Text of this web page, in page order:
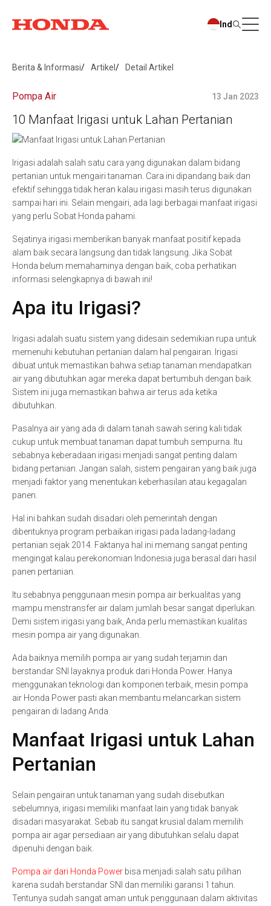
Ind
Berita & Informasi Artikel Detail Artikel
Pompa Air 13 Jan 2023
10 Manfaat Irigasi untuk Lahan Pertanian
Irigasi adalah salah satu cara yang digunakan dalam bidang
pertanian untuk mengairi tanaman. Cara ini dipandang baik dan
efektif sehingga tidak heran kalau irigasi masih terus digunakan
sampai hari ini. Selain mengairi, ada lagi berbagai manfaat irigasi
yang perlu Sobat Honda pahami.
Sejatinya irigasi memberikan banyak manfaat positif kepada
alam baik secara langsung dan tidak langsung. Jika Sobat
Honda belum memahaminya dengan baik, coba perhatikan
informasi selengkapnya di bawah ini!
Apa itu Irigasi?
Irigasi adalah suatu sistem yang didesain sedemikian rupa untuk
memenuhi kebutuhan pertanian dalam hal pengairan. Irigasi
dibuat untuk memastikan bahwa setiap tanaman mendapatkan
air yang dibutuhkan agar mereka dapat bertumbuh dengan baik.
Sistem ini juga memastikan bahwa air terus ada ketika
dibutuhkan.
Pasalnya air yang ada di dalam tanah sawah sering kali tidak
cukup untuk membuat tanaman dapat tumbuh sempurna. Itu
sebabnya keberadaan irigasi menjadi sangat penting dalam
bidang pertanian. Jangan salah, sistem pengairan yang baik juga
menjadi faktor yang menentukan keberhasilan atau kegagalan
panen.
Hal ini bahkan sudah disadari oleh pemerintah dengan
dibentuknya program perbaikan irigasi pada ladang-ladang
pertanian sejak 2014. Faktanya hal ini memang sangat penting
mengingat kalau perekonomian Indonesia juga berasal dari hasil
panen pertanian.
Itu sebabnya penggunaan mesin pompa air berkualitas yang
mampu menstransfer air dalam jumlah besar sangat diperlukan.
Demi sistem irigasi yang baik, Anda perlu memastikan kualitas
mesin pompa air yang digunakan.
Ada baiknya memilih pompa air yang sudah terjamin dan
berstandar SNI layaknya produk dari Honda Power. Hanya
menggunakan teknologi dan komponen terbaik, mesin pompa
air Honda Power pasti akan membantu melancarkan sistem
pengairan di ladang Anda.
Manfaat Irigasi untuk Lahan
Pertanian
Selain pengairan untuk tanaman yang sudah disebutkan
sebelumnya, irigasi memiliki manfaat lain yang tidak banyak
disadari masyarakat. Sebab itu sangat krusial dalam memilih
pompa air agar persediaan air yang dibutuhkan selalu dapat
dipenuhi dengan baik.
Pompa air dari Honda Power bisa menjadi salah satu pilihan
karena sudah berstandar SNI dan memiliki garansi 1 tahun.
Tentunya sudah sangat aman untuk penggunaan dalam aktivitas